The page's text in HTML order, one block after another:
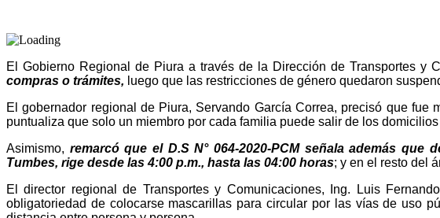
El Gobierno Regional de Piura a través de la Dirección de Transportes y
compras o trámites, luego que las restricciones de género quedaron
El gobernador regional de Piura, Servando García Correa, precisó que
puntualiza que solo un miembro por cada familia puede salir de los
Asimismo, remarcó que el D.S N° 064-2020-PCM señala además
Tumbes, rige desde las 4:00 p.m., hasta las 04:00 horas; y en el resto del
El director regional de Transportes y Comunicaciones, Ing. Luis
obligatoriedad de colocarse mascarillas para circular por las vías de uso